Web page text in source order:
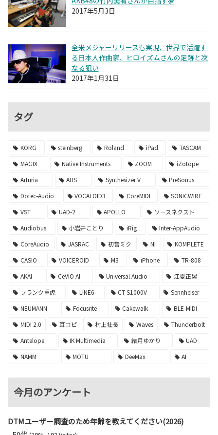
2017年5月3日
全米メジャーリリースも実現、世界で活躍す
る日本人作曲家、ヒロイズムさんの足跡と次
なる狙い
2017年1月31日
タグ
KORG steinberg Roland iPad
TASCAM
MAGIX
Native Instruments ZOOM
iZotope
Arturia
AHS Synthesizer V
PreSonus
Dotec-Audio
VOCALOID3 CoreMIDI
SONICWIRE
VST
UAD-2 APOLLO
ソースネクスト
Audiobus
小岩井ことり iRig
Inter-AppAudio
CoreAudio
JASRAC 初音ミク NI
KOMPLETE
CASIO
VOICEROID M3 iPhone
TR-808
AKAI
CeVIO AI Universal Audio
江夏正晃
フランク重虎
LINE6 CT-S1000V
Sennheiser
NEUMANN
Focusrite Cakewalk
BLE-MIDI
MIDI 2.0
耳コピ 村上社長 Waves
Thunderbolt
Antelope
IK Multimedia 結月ゆかり
UAD
NAMM
MOTU DeeMax AI
今月のアンケート
DTMユーザー調査のため年齢を教えてください(2026)